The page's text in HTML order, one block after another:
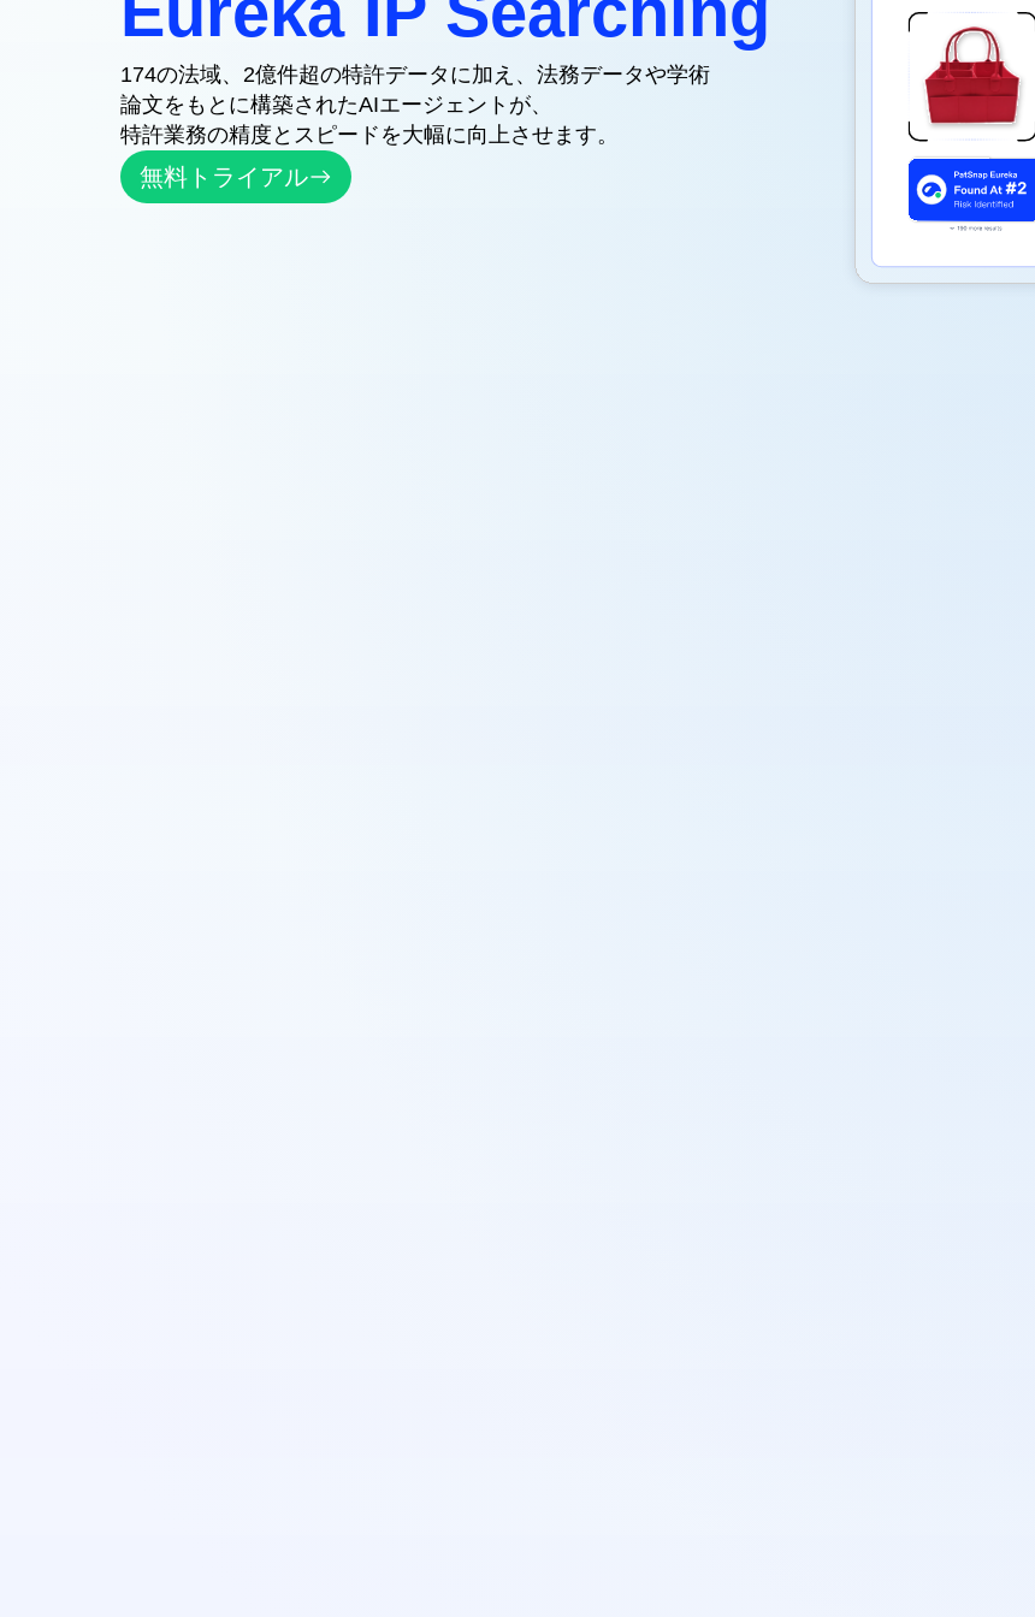
174の法域、2億件超の特許データに加え、法務データや学術
論文をもとに構築されたAIエージェントが、
特許業務の精度とスピードを大幅に向上させます。
無料トライアル